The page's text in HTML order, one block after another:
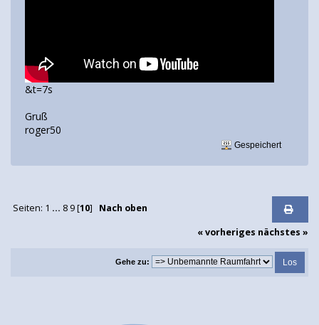
&t=7s
Gruß
roger50
Gespeichert
Seiten: 1 ... 8 9[10] Nach oben
« vorheriges nächstes »
Gehe zu: